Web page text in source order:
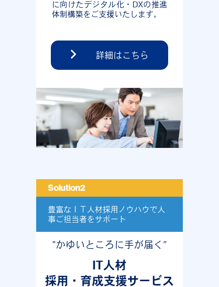
に向けたデジタル化・DXの推進
体制構築をご支援いたします。
詳細はこちら
Solution2
豊富なＩＴ人材採用ノウハウで人
事ご担当者をサポート
”かゆいところに手が届く”
IT人材
採用・育成支援サービス